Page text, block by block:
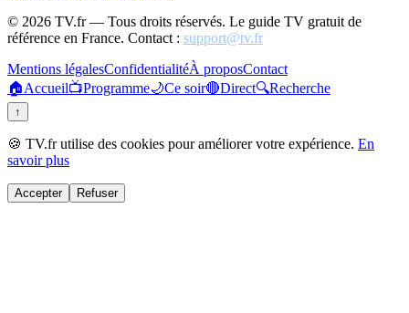
© 2026 TV.fr — Tous droits réservés. Le guide TV gratuit de
référence en France. Contact : support@tv.fr
Mentions légalesConfidentialitéÀ proposContact
🏠Accueil📺Programme🌙Ce soir🔴Direct🔍Recherche
↑
🍪 TV.fr utilise des cookies pour améliorer votre expérience. En
savoir plus
Accepter Refuser